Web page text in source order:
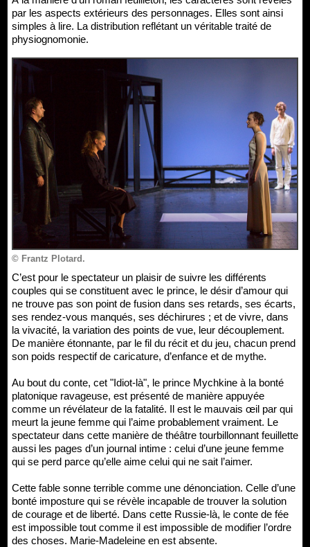
par les aspects extérieurs des personnages. Elles sont ainsi
simples à lire. La distribution reflétant un véritable traité de
physiognomonie.
© Frantz Plotard.
C’est pour le spectateur un plaisir de suivre les différents
couples qui se constituent avec le prince, le désir d’amour qui
ne trouve pas son point de fusion dans ses retards, ses écarts,
ses rendez-vous manqués, ses déchirures ; et de vivre, dans
la vivacité, la variation des points de vue, leur découplement.
De manière étonnante, par le fil du récit et du jeu, chacun prend
son poids respectif de caricature, d’enfance et de mythe.
Au bout du conte, cet "Idiot-là", le prince Mychkine à la bonté
platonique ravageuse, est présenté de manière appuyée
comme un révélateur de la fatalité. Il est le mauvais œil par qui
meurt la jeune femme qui l’aime probablement vraiment. Le
spectateur dans cette manière de théâtre tourbillonnant feuillette
aussi les pages d’un journal intime : celui d’une jeune femme
qui se perd parce qu’elle aime celui qui ne sait l’aimer.
Cette fable sonne terrible comme une dénonciation. Celle d’une
bonté imposture qui se révèle incapable de trouver la solution
de courage et de liberté. Dans cette Russie-là, le conte de fée
est impossible tout comme il est impossible de modifier l’ordre
des choses. Marie-Madeleine en est absente.